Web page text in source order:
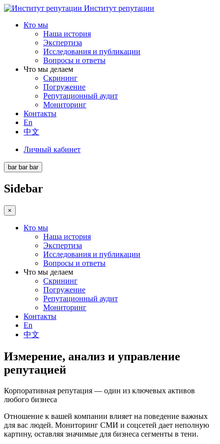
Институт репутации
Кто мы
Наша история
Экспертиза
Исследования и публикации
Вопросы и ответы
Что мы делаем
Скрининг
Погружение
Репутационный аудит
Мониторинг
Контакты
En
中文
Личный кабинет
bar bar bar
Sidebar
×
Кто мы
Наша история
Экспертиза
Исследования и публикации
Вопросы и ответы
Что мы делаем
Скрининг
Погружение
Репутационный аудит
Мониторинг
Контакты
En
中文
Измерение, анализ и управление
репутацией
Корпоративная репутация — один из ключевых активов
любого бизнеса
Отношение к вашей компании влияет на поведение важных
для вас людей. Мониторинг СМИ и соцсетей дает неполную
картину, оставляя значимые для бизнеса сегменты в тени.